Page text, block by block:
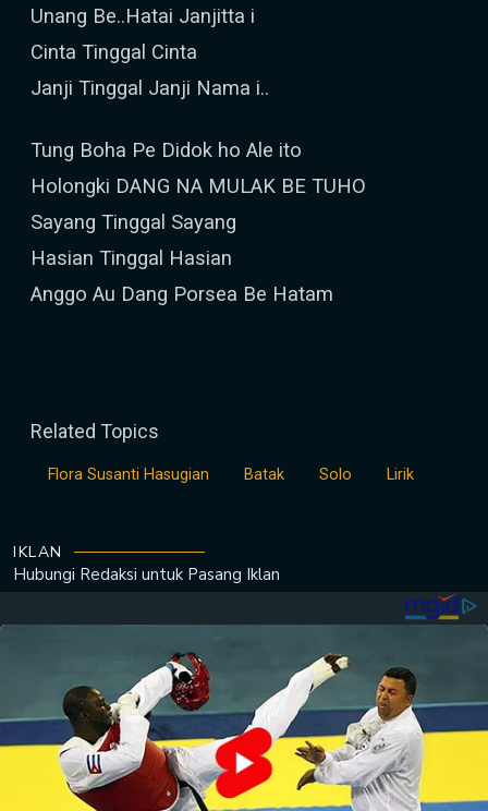
Unang Be..Hatai Janjitta i
Cinta Tinggal Cinta
Janji Tinggal Janji Nama i..
Tung Boha Pe Didok ho Ale ito
Holongki DANG NA MULAK BE TUHO
Sayang Tinggal Sayang
Hasian Tinggal Hasian
Anggo Au Dang Porsea Be Hatam
Related Topics
Flora Susanti Hasugian Batak Solo Lirik
IKLAN
Hubungi Redaksi untuk Pasang Iklan